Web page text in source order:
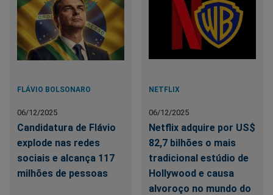
FLÁVIO BOLSONARO
06/12/2025
Candidatura de Flávio
explode nas redes
sociais e alcança 117
milhões de pessoas
NETFLIX
06/12/2025
Netflix adquire por US$
82,7 bilhões o mais
tradicional estúdio de
Hollywood e causa
alvoroço no mundo do